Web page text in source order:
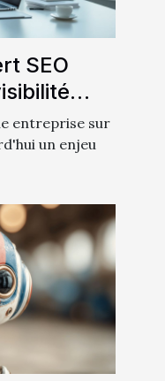
SEO
entreprise sur
un enjeu